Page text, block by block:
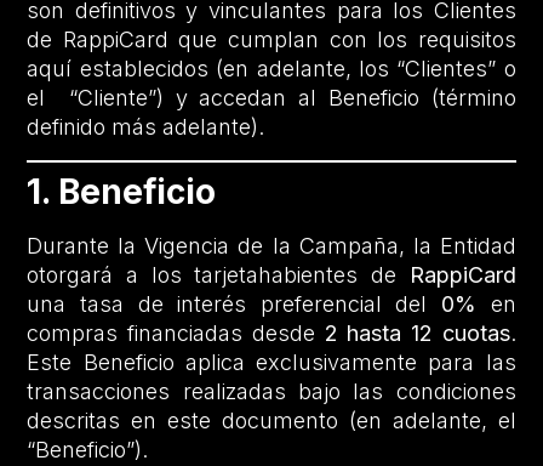
son definitivos y vinculantes para los Clientes
de RappiCard que cumplan con los requisitos
aquí establecidos (en adelante, los “Clientes” o
el “Cliente”) y accedan al Beneficio (término
definido más adelante).
1. Beneficio
Durante la Vigencia de la Campaña, la Entidad
otorgará a los tarjetahabientes de
RappiCard
una tasa de interés preferencial del 0% en
compras financiadas desde 2 hasta 12 cuotas.
Este Beneficio aplica exclusivamente para las
transacciones realizadas bajo las condiciones
descritas en este documento (en adelante, el
“Beneficio”).